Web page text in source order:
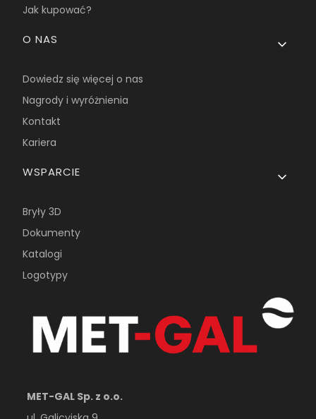
Jak kupować?
O NAS
Dowiedz się więcej o nas
Nagrody i wyróżnienia
Kontakt
Kariera
WSPARCIE
Bryły 3D
Dokumenty
Katalogi
Logotypy
MET-GAL Sp. z o.o.